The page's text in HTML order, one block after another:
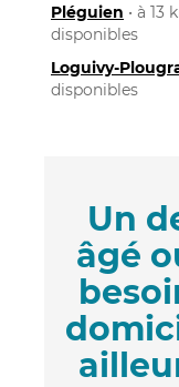
Pléguien • à 13
disponibles
Loguivy-
disponibles
Un
âgé